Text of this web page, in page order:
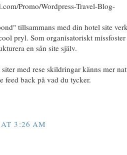
Promo/Wordpress-Travel-Blog-
tillsammans med din hotel site
pryl. Som organisatoriskt missfoster
en sån site själv.
med rese skildringar känns mer
feed back på vad du tycker.
3:26 AM